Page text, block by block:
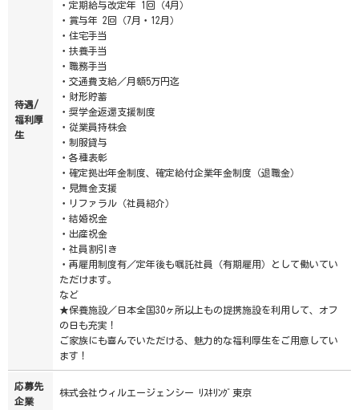
待遇/
福利厚
生
・定期給与改定年 1回（4月）
・賞与年 2回（7月・12月）
・住宅手当
・扶養手当
・職務手当
・交通費支給／月額5万円迄
・財形貯蓄
・奨学金返還支援制度
・従業員持株会
・制服貸与
・各種表彰
・確定拠出年金制度、確定給付企業年金制度（退職金）
・見舞金支援
・リファラル（社員紹介）
・結婚祝金
・出産祝金
・社員割引き
・再雇用制度有／定年後も嘱託社員（有期雇用）として働いてい
ただけます。
など
★保養施設／日本全国30ヶ所以上もの提携施設を利用して、オフ
の日も充実！
ご家族にも喜んでいただける、魅力的な福利厚生をご用意してい
ます！
応募先
企業
株式会社ウィルエージェンシー ﾘｽｷﾘﾝｸﾞ東京